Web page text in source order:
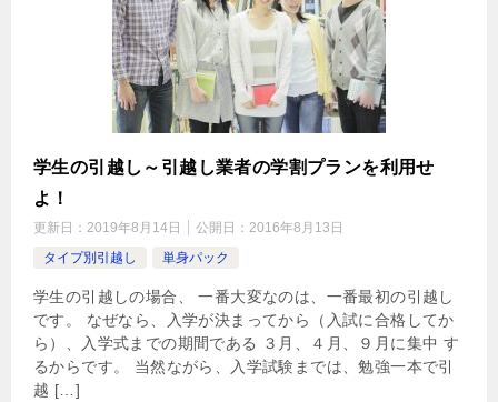
学生の引越し～引越し業者の学割プランを利用せ
よ！
更新日： 2019年8月14日 公開日： 2016年8月13日
タイプ別引越し
単身パック
学生の引越しの場合、 一番大変なのは、一番最初の引越し
です。 なぜなら、入学が決まってから（入試に合格してか
ら）、入学式までの期間である ３月、４月、９月に集中 す
るからです。 当然ながら、入学試験までは、勉強一本で引
越 […]